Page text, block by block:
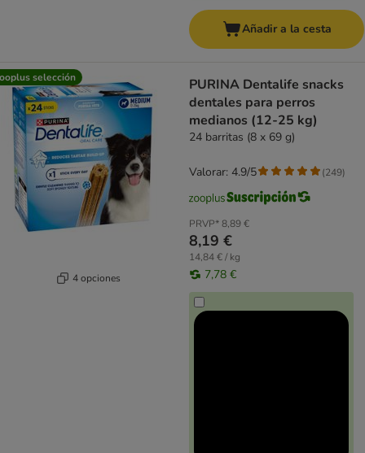
Añadir a la cesta
selección
4 opciones
PURINA Dentalife snacks
dentales para perros
medianos (12-25 kg)
24 barritas (8 x 69 g)
PRVP*8,89 €
8,19 €
14,84 € / kg
7,78 €
Valorar: 4.9/5 (249)